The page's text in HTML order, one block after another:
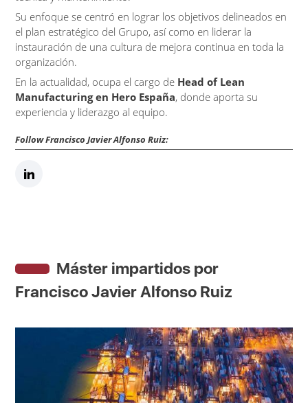
Su enfoque se centró en lograr los objetivos delineados en
el plan estratégico del Grupo, así como en liderar la
instauración de una cultura de mejora continua en toda la
organización.
En la actualidad, ocupa el cargo de Head of Lean
Manufacturing en Hero España, donde aporta su
experiencia y liderazgo al equipo.
Follow Francisco Javier Alfonso Ruiz:
Máster impartidos por
Francisco Javier Alfonso Ruiz